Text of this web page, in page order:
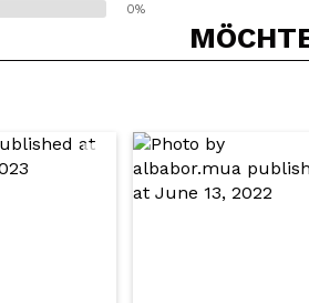
0%
Würden Sie diesen